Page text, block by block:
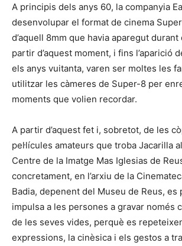
A principis dels anys 60, la companyia
desenvolupar el format de cinema
d’aquell 8mm que havia aparegut
partir d’aquest moment, i fins l’aparició
els anys vuitanta, varen ser moltes les
utilitzar les càmeres de Super-8 per
moments que volien recordar.
A partir d’aquest fet i, sobretot, de les
pel·lícules amateurs que troba Jacarilla
Centre de la Imatge Mas Iglesias de
concretament, en l’arxiu de la
Badia, depenent del Museu de Reus, es
impulsa a les persones a gravar només
de les seves vides, perquè es
expressions, la cinèsica i els gestos a